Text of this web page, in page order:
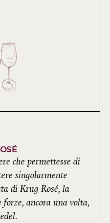
che permettesse di
singolarmente
di Krug Rosé, la
ancora una volta,